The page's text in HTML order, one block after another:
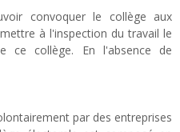
convoquer le collège aux
à l'inspection du travail le
ce collège. En l'absence de
par des entreprises